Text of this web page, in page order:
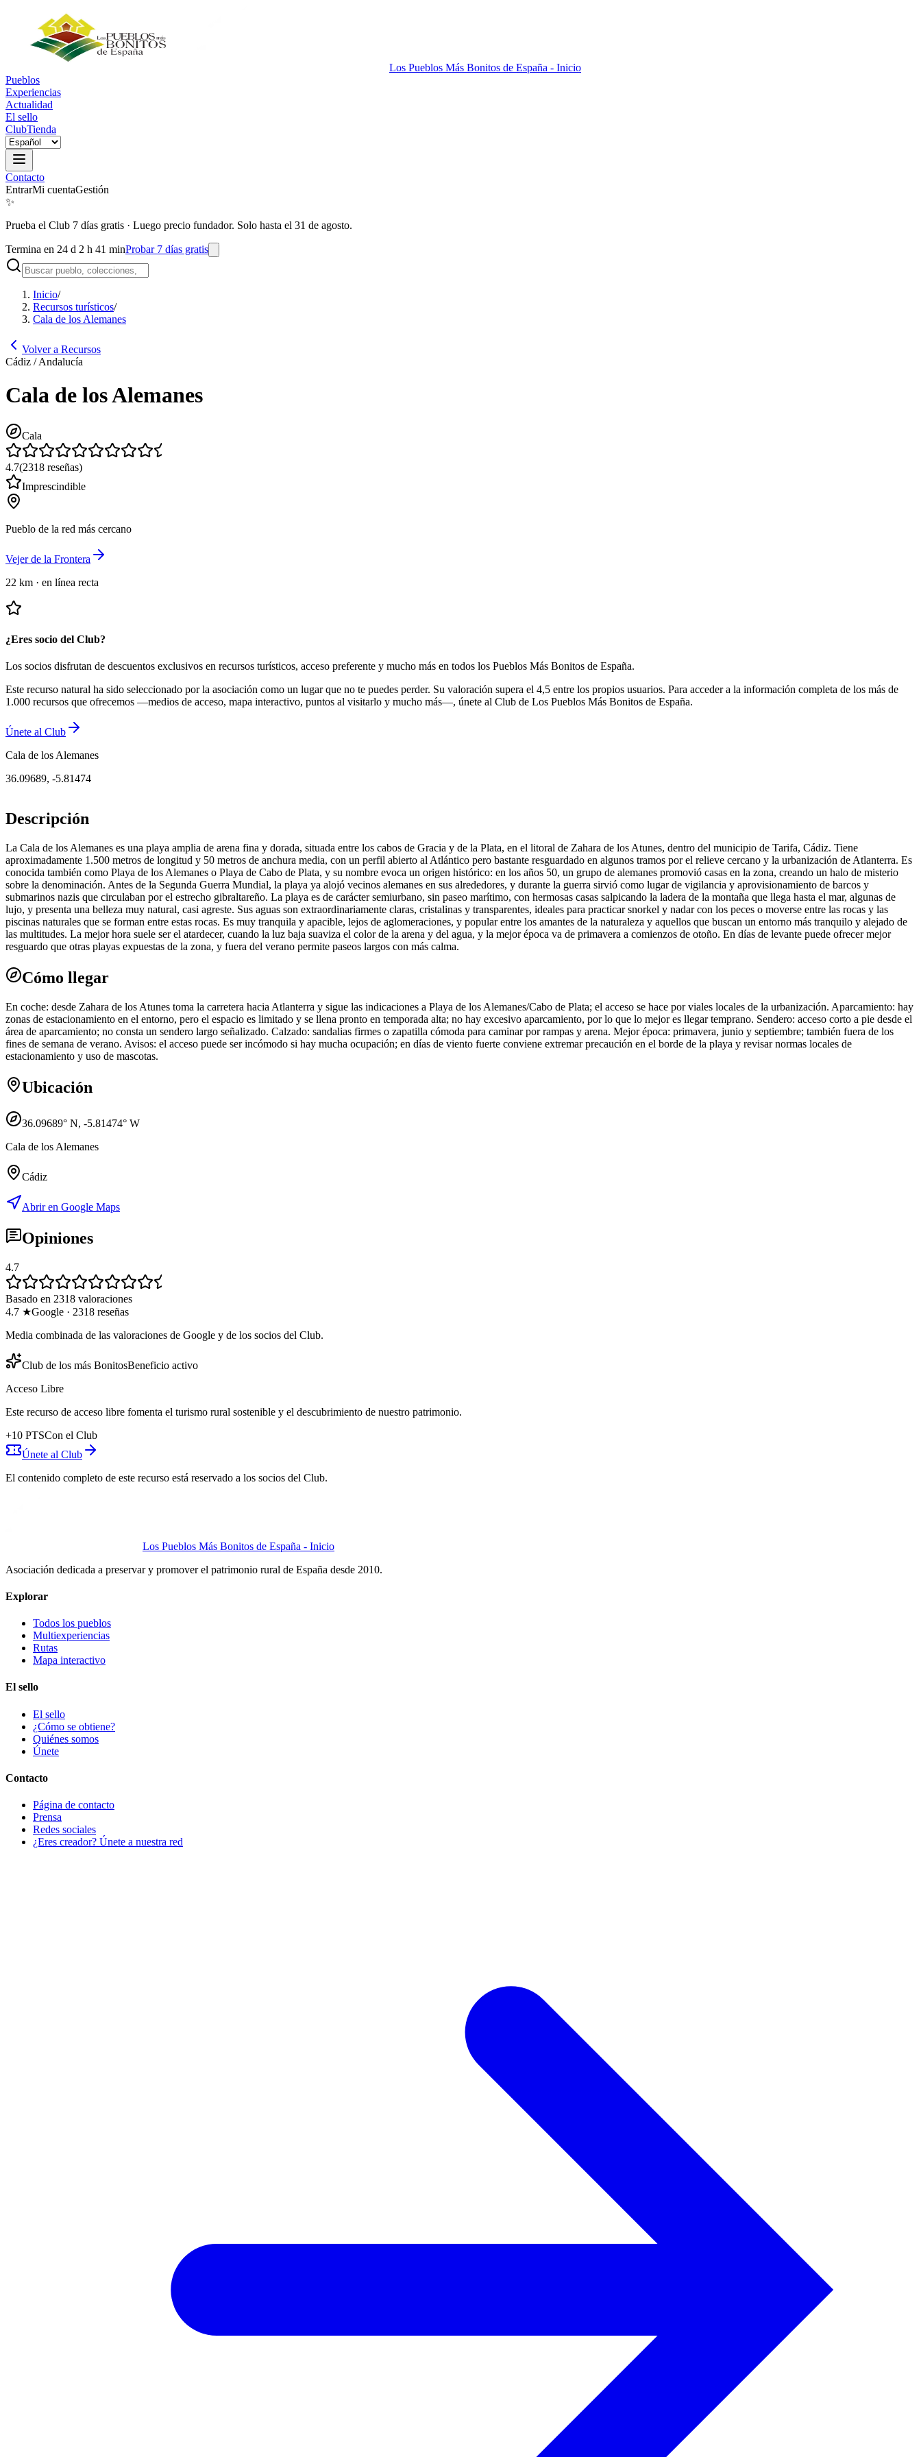
Los Pueblos Más Bonitos de España - Inicio
Pueblos
Experiencias
Actualidad
El sello
ClubTienda
Contacto
EntrarMi cuentaGestión
✨
Prueba el Club 7 días gratis · Luego precio fundador. Solo hasta el 31 de agosto.
Termina en 24 d 2 h 41 minProbar 7 días gratis
Inicio/
Recursos turísticos/
Cala de los Alemanes
Volver a Recursos
Cádiz / Andalucía
Cala de los Alemanes
Cala
4.7(2318 reseñas)
Imprescindible
Pueblo de la red más cercano
Vejer de la Frontera
22 km · en línea recta
¿Eres socio del Club?
Los socios disfrutan de descuentos exclusivos en recursos turísticos, acceso preferente y mucho más en todos los Pueblos Más Bonitos de España.
Este recurso natural ha sido seleccionado por la asociación como un lugar que no te puedes perder. Su valoración supera el 4,5 entre los propios usuarios. Para acceder a la información completa de los más de
1.000 recursos que ofrecemos —medios de acceso, mapa interactivo, puntos al visitarlo y mucho más—, únete al Club de Los Pueblos Más Bonitos de España.
Únete al Club
Cala de los Alemanes
36.09689, -5.81474
Descripción
La Cala de los Alemanes es una playa amplia de arena fina y dorada, situada entre los cabos de Gracia y de la Plata, en el litoral de Zahara de los Atunes, dentro del municipio de Tarifa, Cádiz. Tiene
aproximadamente 1.500 metros de longitud y 50 metros de anchura media, con un perfil abierto al Atlántico pero bastante resguardado en algunos tramos por el relieve cercano y la urbanización de Atlanterra. Es
conocida también como Playa de los Alemanes o Playa de Cabo de Plata, y su nombre evoca un origen histórico: en los años 50, un grupo de alemanes promovió casas en la zona, creando un halo de misterio
sobre la denominación. Antes de la Segunda Guerra Mundial, la playa ya alojó vecinos alemanes en sus alrededores, y durante la guerra sirvió como lugar de vigilancia y aprovisionamiento de barcos y
submarinos nazis que circulaban por el estrecho gibraltareño. La playa es de carácter semiurbano, sin paseo marítimo, con hermosas casas salpicando la ladera de la montaña que llega hasta el mar, algunas de
lujo, y presenta una belleza muy natural, casi agreste. Sus aguas son extraordinariamente claras, cristalinas y transparentes, ideales para practicar snorkel y nadar con los peces o moverse entre las rocas y las
piscinas naturales que se forman entre estas rocas. Es muy tranquila y apacible, lejos de aglomeraciones, y popular entre los amantes de la naturaleza y aquellos que buscan un entorno más tranquilo y alejado de
las multitudes. La mejor hora suele ser el atardecer, cuando la luz baja suaviza el color de la arena y del agua, y la mejor época va de primavera a comienzos de otoño. En días de levante puede ofrecer mejor
resguardo que otras playas expuestas de la zona, y fuera del verano permite paseos largos con más calma.
Cómo llegar
En coche: desde Zahara de los Atunes toma la carretera hacia Atlanterra y sigue las indicaciones a Playa de los Alemanes/Cabo de Plata; el acceso se hace por viales locales de la urbanización. Aparcamiento: hay
zonas de estacionamiento en el entorno, pero el espacio es limitado y se llena pronto en temporada alta; no hay excesivo aparcamiento, por lo que lo mejor es llegar temprano. Sendero: acceso corto a pie desde el
área de aparcamiento; no consta un sendero largo señalizado. Calzado: sandalias firmes o zapatilla cómoda para caminar por rampas y arena. Mejor época: primavera, junio y septiembre; también fuera de los
fines de semana de verano. Avisos: el acceso puede ser incómodo si hay mucha ocupación; en días de viento fuerte conviene extremar precaución en el borde de la playa y revisar normas locales de
estacionamiento y uso de mascotas.
Ubicación
36.09689° N, -5.81474° W
Cala de los Alemanes
Cádiz
Abrir en Google Maps
Opiniones
4.7
Basado en 2318 valoraciones
4.7 ★Google · 2318 reseñas
Media combinada de las valoraciones de Google y de los socios del Club.
Club de los más BonitosBeneficio activo
Acceso Libre
Este recurso de acceso libre fomenta el turismo rural sostenible y el descubrimiento de nuestro patrimonio.
+10 PTSCon el Club
Únete al Club
El contenido completo de este recurso está reservado a los socios del Club.
Los Pueblos Más Bonitos de España - Inicio
Asociación dedicada a preservar y promover el patrimonio rural de España desde 2010.
Explorar
Todos los pueblos
Multiexperiencias
Rutas
Mapa interactivo
El sello
El sello
¿Cómo se obtiene?
Quiénes somos
Únete
Contacto
Página de contacto
Prensa
Redes sociales
¿Eres creador? Únete a nuestra red